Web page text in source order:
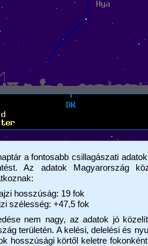
a fontosabb csillagászati
Az adatok Magyarország
hosszúság: 19 fok
szélesség: +47,5 fok
nem nagy, az adatok jó
területén. A kelési, delelési és
hosszúsági körtől keletre